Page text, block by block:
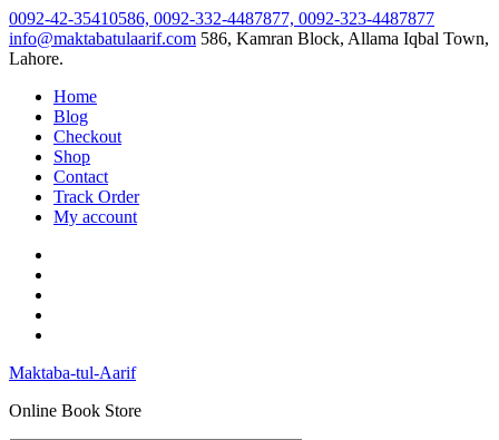
Skip
to
content
0092-42-35410586, 0092-332-4487877, 0092-323-4487877
info@maktabatulaarif.com 586, Kamran Block, Allama Iqbal Town,
Lahore.
Home
Blog
Checkout
Shop
Contact
Track Order
My account
Maktaba-tul-Aarif
Online Book Store